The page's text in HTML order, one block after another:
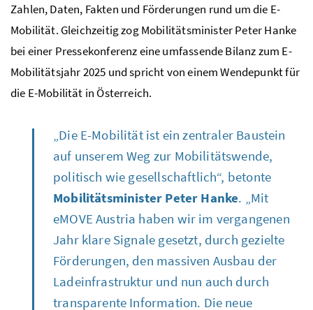
Zahlen, Daten, Fakten und Förderungen rund um die E-
Mobilität. Gleichzeitig zog Mobilitätsminister Peter Hanke
bei einer Pressekonferenz eine umfassende Bilanz zum E-
Mobilitätsjahr 2025 und spricht von einem Wendepunkt für
die E-Mobilität in Österreich.
„Die E-Mobilität ist ein zentraler Baustein
auf unserem Weg zur Mobilitätswende,
politisch wie gesellschaftlich“, betonte
Mobilitätsminister Peter Hanke. „Mit
eMOVE Austria haben wir im vergangenen
Jahr klare Signale gesetzt, durch gezielte
Förderungen, den massiven Ausbau der
Ladeinfrastruktur und nun auch durch
transparente Information. Die neue